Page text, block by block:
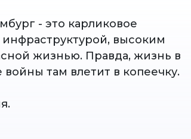
- это карликовое
высоким
жизнью. Правда, жизнь в
там влетит в копеечку.